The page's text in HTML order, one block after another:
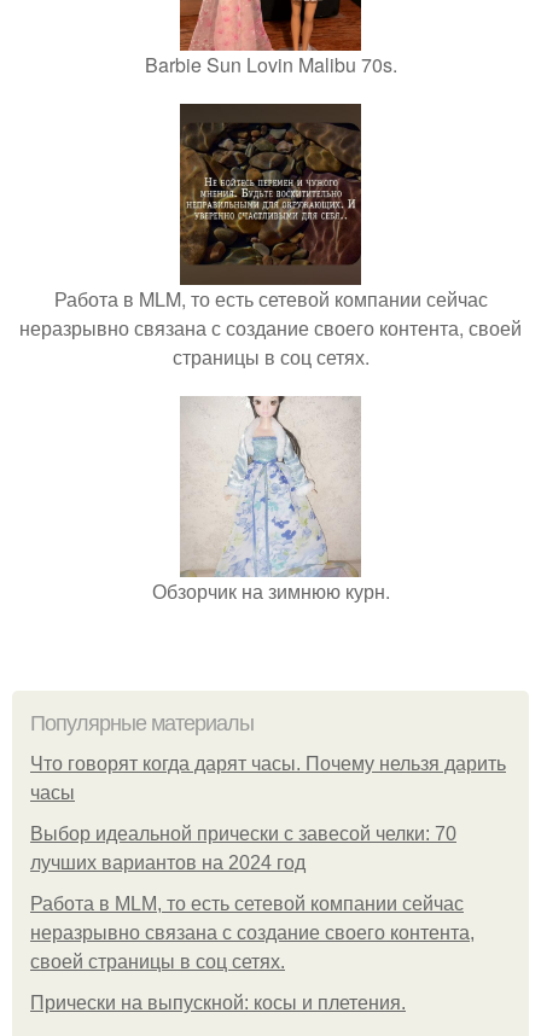
Barbie Sun Lovin Malibu 70s.
Работа в MLM, то есть сетевой компании сейчас
неразрывно связана с создание своего контента, своей
страницы в соц сетях.
Обзорчик на зимнюю курн.
Популярные материалы
Что говорят когда дарят часы. Почему нельзя дарить
часы
Выбор идеальной прически с завесой челки: 70
лучших вариантов на 2024 год
Работа в MLM, то есть сетевой компании сейчас
неразрывно связана с создание своего контента,
своей страницы в соц сетях.
Прически на выпускной: косы и плетения.